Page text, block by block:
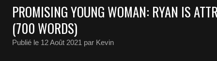
PROMISING YOUNG WOMAN: RYAN IS
(700 WORDS)
Publié le 12 Août 2021 par Kevin